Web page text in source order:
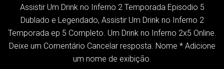
Assistir Um Drink no Inferno 2 Temporada Episodio 5
Dublado e Legendado, Assistir Um Drink no Inferno 2
Temporada ep 5 Completo. Um Drink no Inferno 2x5 Online.
Deixe um Comentário Cancelar resposta. Nome * Adicione
um nome de exibição.